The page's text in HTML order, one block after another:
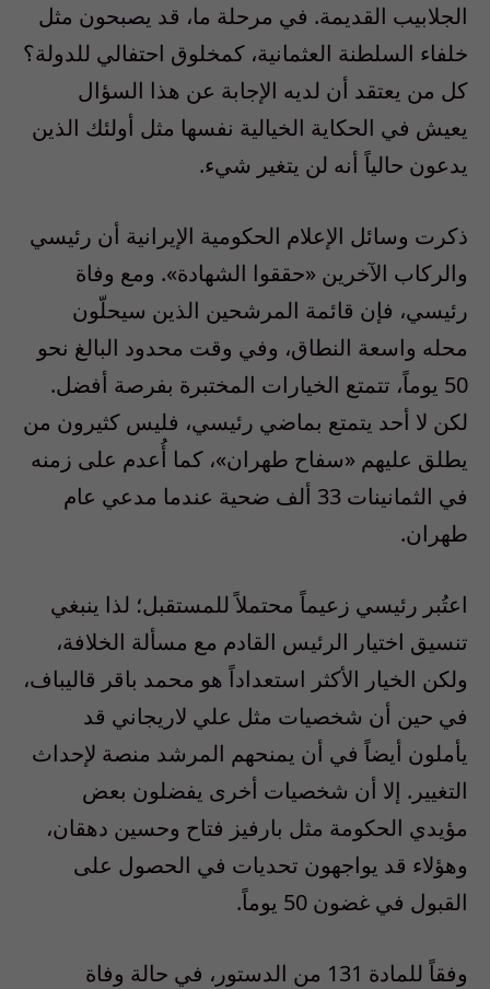
الجلابيب القديمة. في مرحلة ما، قد يصبحون مثل
خلفاء السلطنة العثمانية، كمخلوق احتفالي للدولة؟
كل من يعتقد أن لديه الإجابة عن هذا السؤال
يعيش في الحكاية الخيالية نفسها مثل أولئك الذين
يدعون حالياً أنه لن يتغير شيء.
ذكرت وسائل الإعلام الحكومية الإيرانية أن رئيسي
والركاب الآخرين «حققوا الشهادة». ومع وفاة
رئيسي، فإن قائمة المرشحين الذين سيحلّون
محله واسعة النطاق، وفي وقت محدود البالغ نحو
50 يوماً، تتمتع الخيارات المختبرة بفرصة أفضل.
لكن لا أحد يتمتع بماضي رئيسي، فليس كثيرون من
يطلق عليهم «سفاح طهران»، كما أُعدم على زمنه
في الثمانينات 33 ألف ضحية عندما مدعي عام
طهران.
اعتُبر رئيسي زعيماً محتملاً للمستقبل؛ لذا ينبغي
تنسيق اختيار الرئيس القادم مع مسألة الخلافة،
ولكن الخيار الأكثر استعداداً هو محمد باقر قاليباف،
في حين أن شخصيات مثل علي لاريجاني قد
يأملون أيضاً في أن يمنحهم المرشد منصة لإحداث
التغيير. إلا أن شخصيات أخرى يفضلون بعض
مؤيدي الحكومة مثل بارفيز فتاح وحسين دهقان،
وهؤلاء قد يواجهون تحديات في الحصول على
القبول في غضون 50 يوماً.
وفقاً للمادة 131 من الدستور، في حالة وفاة